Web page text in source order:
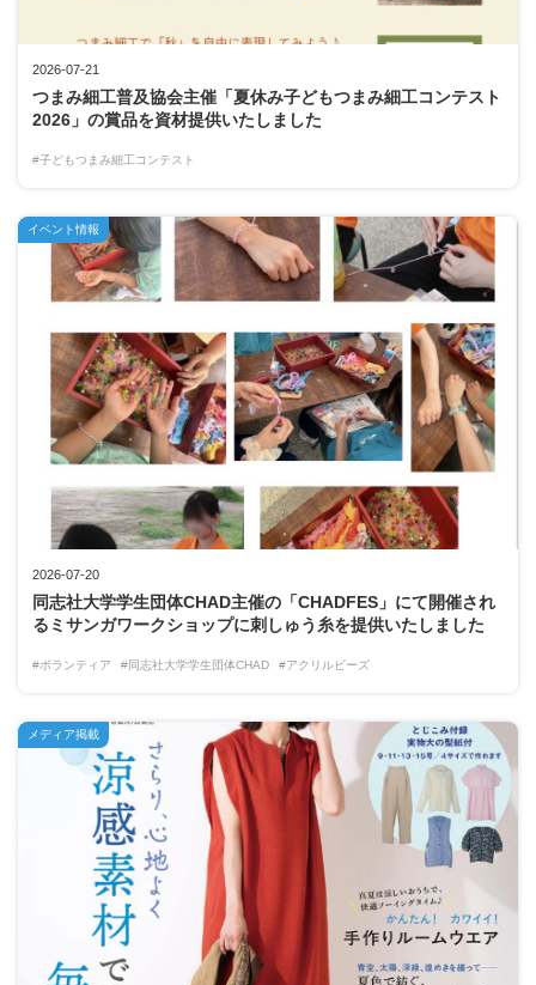
2026-07-21
つまみ細工普及協会主催「夏休み子どもつまみ細工コンテスト
2026」の賞品を資材提供いたしました
#子どもつまみ細工コンテスト
2026-07-20
同志社大学学生団体CHAD主催の「CHADFES」にて開催され
るミサンガワークショップに刺しゅう糸を提供いたしました
#ボランティア #同志社大学学生団体CHAD #アクリルビーズ
イベント情報
メディア掲載